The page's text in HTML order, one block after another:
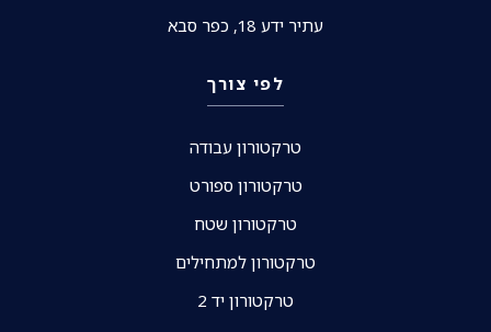
עתיר ידע 18, כפר סבא
לפי צורך
טרקטורון עבודה
טרקטורון ספורט
טרקטורון שטח
טרקטורון למתחילים
טרקטורון יד 2